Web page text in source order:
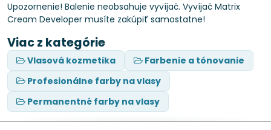
Upozornenie! Balenie neobsahuje vyvíjač. Vyvíjač Matrix
Cream Developer musíte zakúpiť samostatne!
Viac z kategórie
Vlasová kozmetika
Farbenie a tónovanie
Profesionálne farby na vlasy
Permanentné farby na vlasy